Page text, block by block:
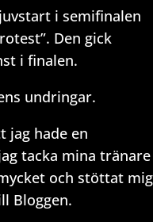
i semifinalen
Den gick
i finalen.
undringar.
jag hade en
tacka mina tränare
och stöttat mig
Bloggen.